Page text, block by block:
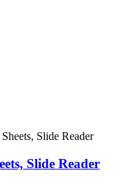
Slide Reader